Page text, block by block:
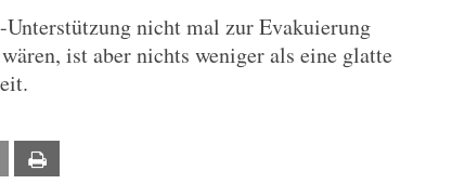
Unterstützung nicht mal zur Evakuierung
ist aber nichts weniger als eine glatte
Email